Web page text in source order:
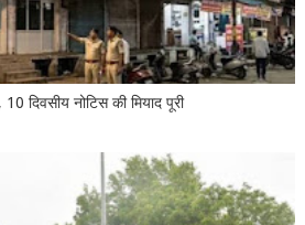
दिवसीय नोटिस की मियाद पूरी